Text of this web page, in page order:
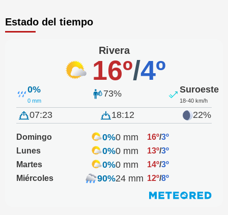
Estado del tiempo
Rivera
16º/4º
0%
0 mm
73% Suroeste
18-40 km/h
07:23 18:12 22%
Domingo 0%0 mm 16º/3º
Lunes
0%0 mm 13º/3º
Martes
0%0 mm 14º/3º
Miércoles
90%24 mm 12º/8º